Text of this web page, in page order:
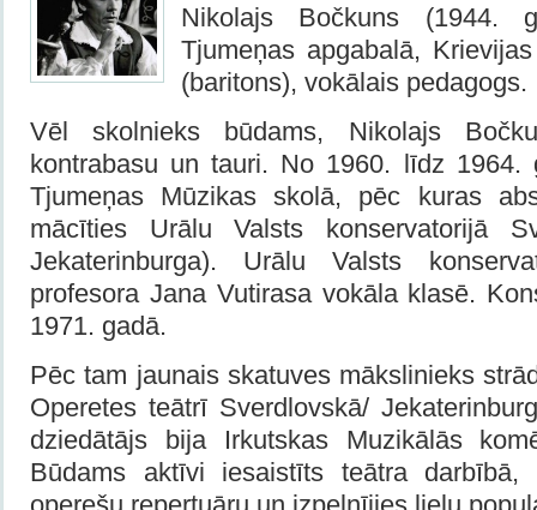
Nikolajs Bočkuns (1944.
Tjumeņas apgabalā,
(baritons), vokālais pedagogs.
Vēl skolnieks būdams, Nikolajs
kontrabasu un tauri. No 1960. līdz 1964.
Tjumeņas Mūzikas skolā, pēc kuras
mācīties Urālu Valsts konservatorijā
Jekaterinburga). Urālu Valsts
profesora Jana Vutirasa vokāla klasē.
1971. gadā.
Pēc tam jaunais skatuves mākslinieks
Operetes teātrī Sverdlovskā/
dziedātājs bija Irkutskas Muzikālās
Būdams aktīvi iesaistīts teātra